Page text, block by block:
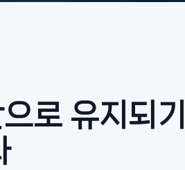
로 유지되기